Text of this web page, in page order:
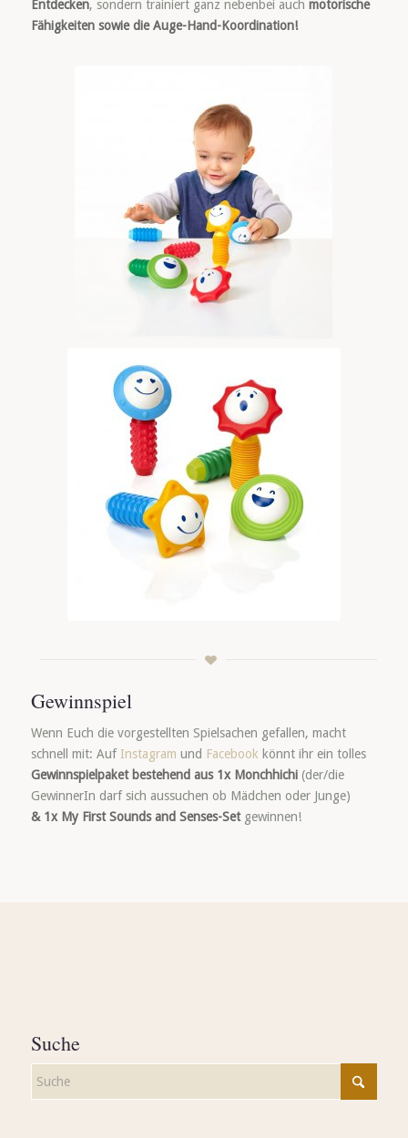
Entdecken, sondern trainiert ganz nebenbei auch motorische
Fähigkeiten sowie die Auge-Hand-Koordination!
Gewinnspiel
Wenn Euch die vorgestellten Spielsachen gefallen, macht
schnell mit: AufInstagram und Facebook könnt ihr ein tolles
Gewinnspielpaket bestehend aus 1x Monchhichi(der/die
GewinnerIn darf sich aussuchen ob Mädchen oder Junge)
& 1x My First Sounds and Senses-Setgewinnen!
Suche